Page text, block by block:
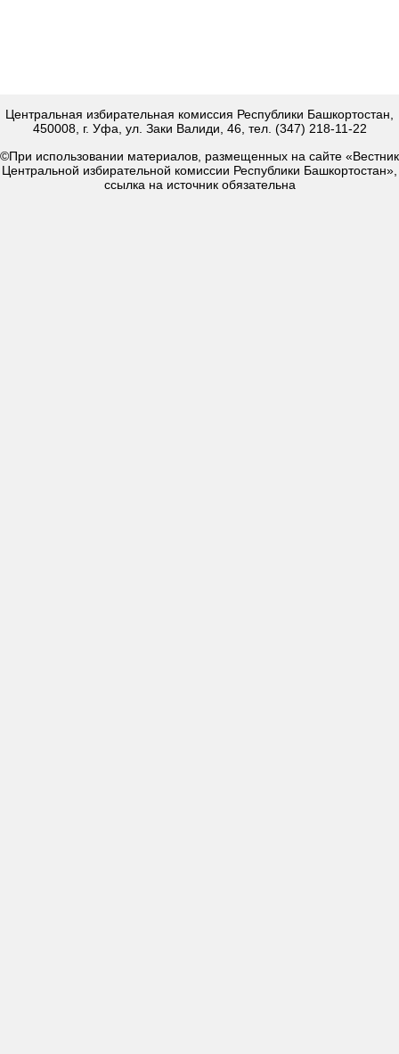
Центральная избирательная комиссия Республики Башкортостан,
450008, г. Уфа, ул. Заки Валиди, 46, тел. (347) 218-11-22
©При использовании материалов, размещенных на сайте «Вестник
Центральной избирательной комиссии Республики Башкортостан»,
ссылка на источник обязательна